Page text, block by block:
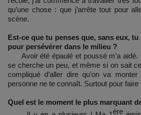
qu’une chose : que j’arrête tout pour
scène.
Est-ce que tu penses que, sans eux,
pour persévérer dans le milieu ?
Avoir été épaulé et poussé m’a aidé.
se cherche un peu, et même si on sait ce
compliqué d’aller dire qu’on va
personne ne te connaît. Surtout pour faire
Quel est le moment le plus marquant
ère